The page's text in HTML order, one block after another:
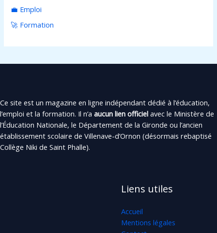
💼 Emploi
🚀 Formation
Ce site est un magazine en ligne indépendant dédié à l’éducation,
l’emploi et la formation. Il n’a aucun lien officiel avec le Ministère de
l’Éducation Nationale, le Département de la Gironde ou l’ancien
établissement scolaire de Villenave-d’Ornon (désormais rebaptisé
Collège Niki de Saint Phalle).
Liens utiles
Accueil
Mentions légales